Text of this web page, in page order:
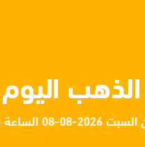
الذهب
08 الساعة 10:25 مساءً